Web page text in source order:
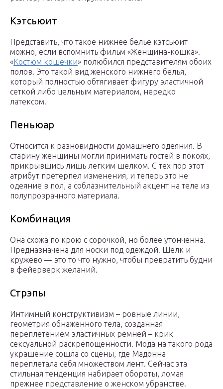
Кэтсьюит
Представить, что такое нижнее белье кэтсьюит
можно, если вспомнить фильм «Женщина-кошка».
«Костюм кошечки» полюбился представителям обоих
полов. Это такой вид женского нижнего белья,
который полностью обтягивает фигуру эластичной
сеткой либо цельным материалом, нередко
латексом.
Пеньюар
Относится к разновидности домашнего одеяния. В
старину женщины могли принимать гостей в покоях,
прикрывшись лишь легким шелком. С тех пор этот
атрибут претерпел изменения, и теперь это не
одеяние в пол, а соблазнительный акцент на теле из
полупрозрачного материала.
Комбинация
Она схожа по крою с сорочкой, но более утонченна.
Предназначена для носки под одеждой. Шелк и
кружево — это то что нужно, чтобы превратить будни
в фейерверк желаний.
Стрэпы
Интимный конструктивизм – ровные линии,
геометрия обнаженного тела, созданная
переплетением эластичных ремней – крик
сексуальной раскрепощенности. Мода на такого рода
украшение сошла со сцены, где Мадонна
переплетала себя множеством лент. Сейчас эта
стильная тенденция набирает обороты, ломая
прежнее представление о женском убранстве.